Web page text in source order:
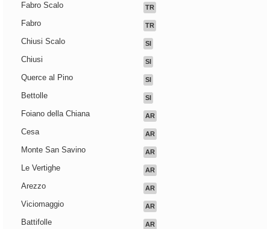
Fabro Scalo TR
Fabro TR
Chiusi Scalo SI
Chiusi SI
Querce al Pino SI
Bettolle SI
Foiano della Chiana AR
Cesa AR
Monte San Savino AR
Le Vertighe AR
Arezzo AR
Viciomaggio AR
Battifolle AR